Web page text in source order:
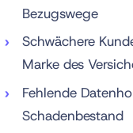
Bezugswege
Schwächere
Marke des
Fehlende
Schadenbestand